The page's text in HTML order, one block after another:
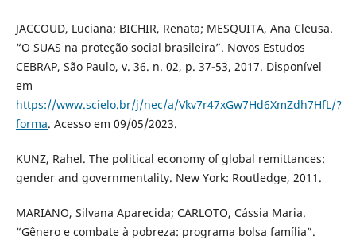
JACCOUD, Luciana; BICHIR, Renata; MESQUITA, Ana Cleusa.
“O SUAS na proteção social brasileira”. Novos Estudos
CEBRAP, São Paulo, v. 36. n. 02, p. 37-53, 2017. Disponível
em
https://www.scielo.br/j/nec/a/Vkv7r47xGw7Hd6XmZdh7HfL/?
forma. Acesso em 09/05/2023.
KUNZ, Rahel. The political economy of global remittances:
gender and governmentality. New York: Routledge, 2011.
MARIANO, Silvana Aparecida; CARLOTO, Cássia Maria.
“Gênero e combate à pobreza: programa bolsa família”.